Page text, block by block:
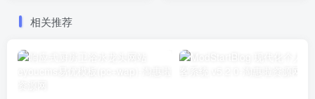
相关推荐